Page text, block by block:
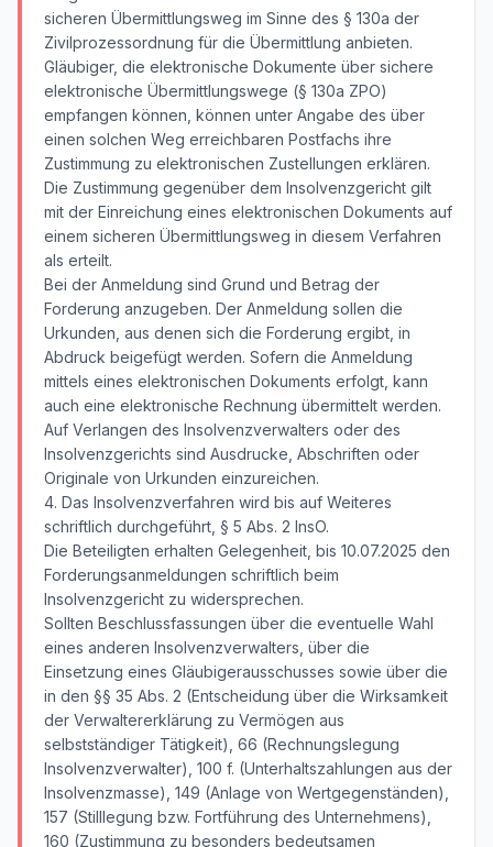
sicheren Übermittlungsweg im Sinne des § 130a der
Zivilprozessordnung für die Übermittlung anbieten.
Gläubiger, die elektronische Dokumente über sichere
elektronische Übermittlungswege (§ 130a ZPO)
empfangen können, können unter Angabe des über
einen solchen Weg erreichbaren Postfachs ihre
Zustimmung zu elektronischen Zustellungen erklären.
Die Zustimmung gegenüber dem Insolvenzgericht gilt
mit der Einreichung eines elektronischen Dokuments auf
einem sicheren Übermittlungsweg in diesem Verfahren
als erteilt.
Bei der Anmeldung sind Grund und Betrag der
Forderung anzugeben. Der Anmeldung sollen die
Urkunden, aus denen sich die Forderung ergibt, in
Abdruck beigefügt werden. Sofern die Anmeldung
mittels eines elektronischen Dokuments erfolgt, kann
auch eine elektronische Rechnung übermittelt werden.
Auf Verlangen des Insolvenzverwalters oder des
Insolvenzgerichts sind Ausdrucke, Abschriften oder
Originale von Urkunden einzureichen.
4. Das Insolvenzverfahren wird bis auf Weiteres
schriftlich durchgeführt, § 5 Abs. 2 InsO.
Die Beteiligten erhalten Gelegenheit, bis 10.07.2025 den
Forderungsanmeldungen schriftlich beim
Insolvenzgericht zu widersprechen.
Sollten Beschlussfassungen über die eventuelle Wahl
eines anderen Insolvenzverwalters, über die
Einsetzung eines Gläubigerausschusses sowie über die
in den §§ 35 Abs. 2 (Entscheidung über die Wirksamkeit
der Verwaltererklärung zu Vermögen aus
selbstständiger Tätigkeit), 66 (Rechnungslegung
Insolvenzverwalter), 100 f. (Unterhaltszahlungen aus der
Insolvenzmasse), 149 (Anlage von Wertgegenständen),
157 (Stilllegung bzw. Fortführung des Unternehmens),
160 (Zustimmung zu besonders bedeutsamen